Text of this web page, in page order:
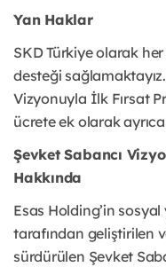
Yan Haklar
SKD Türkiye olarak her
desteği
Vizyonuyla İlk Fırsat
ücrete ek olarak
Şevket Sabancı
Hakkında
Esas Holding’in sosyal
tarafından geliştirilen
sürdürülen Şevket